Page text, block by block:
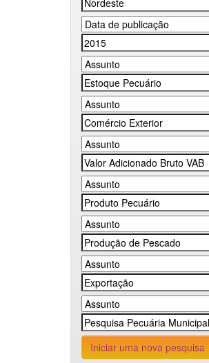
Iniciar uma nova pesquisa